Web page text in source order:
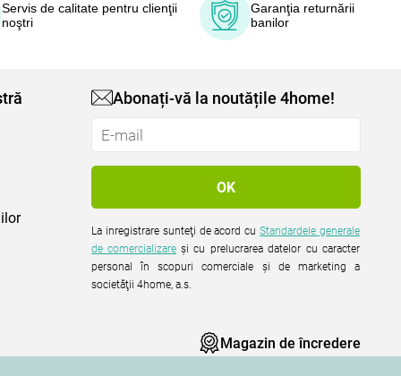
Servis de calitate pentru clienţii
noştri
Garanţia returnării
banilor
Abonați-vă la noutățile 4home!
La inregistrare sunteţi de acord cuStandardele generale
de comercializare şi cu prelucrarea datelor cu caracter
personal în scopuri comerciale şi de marketing a
societăţii 4home, a.s.
Magazin de încredere